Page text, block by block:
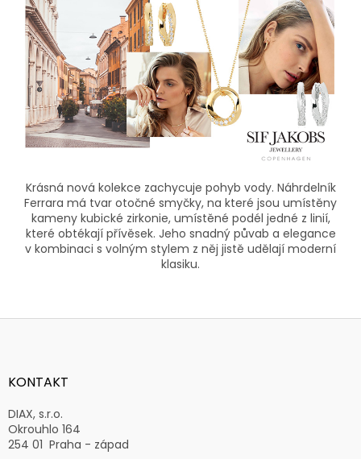
Krásná nová kolekce zachycuje pohyb vody. Náhrdelník
Ferrara má tvar otočné smyčky, na které jsou umístěny
kameny kubické zirkonie, umístěné podél jedné z linií,
které obtékají přívěsek. Jeho snadný půvab a elegance
v kombinaci s volným stylem z něj jistě udělají moderní
klasiku.
Z
aKONTAKT
DIAX, s.r.o.
Okrouhlo 164
254 01 Praha - západ